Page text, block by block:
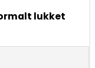
lukket